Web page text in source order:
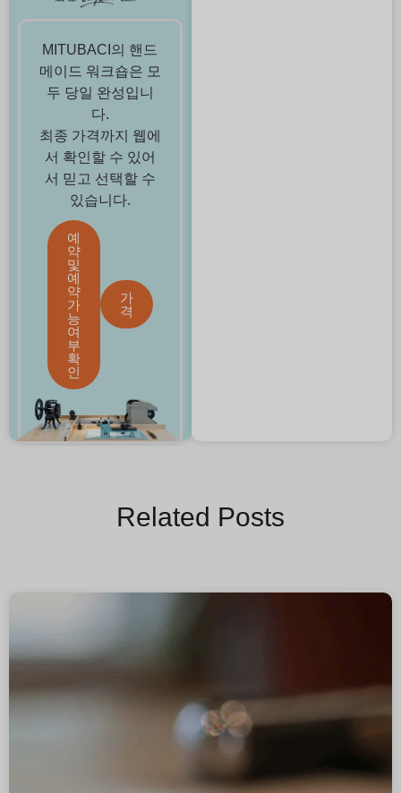
MITUBACI의 핸드
메이드 워크숍은 모
두 당일 완성입니
다.
최종 가격까지 웹에
서 확인할 수 있어
서 믿고 선택할 수
있습니다.
예
약
및
예
약
가
능
여
부
확
인
가
격
Related Posts